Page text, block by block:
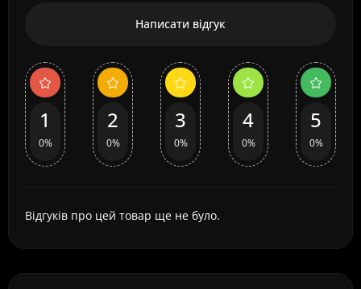
Написати відгук
1
0%
2
0%
3
0%
4
0%
5
0%
Відгуків про цей товар ще не було.